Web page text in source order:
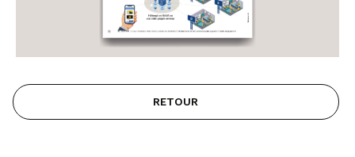
RETOUR